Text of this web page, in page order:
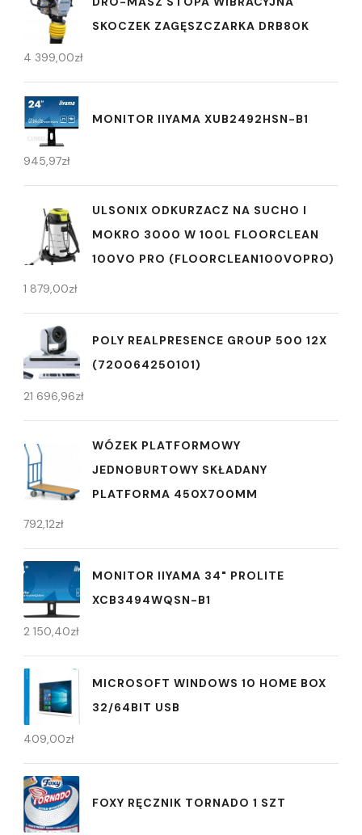
SKOCZEK ZAGĘSZCZARKA DRB80K
4 399,00zł
MONITOR IIYAMA XUB2492HSN-B1
945,97zł
ULSONIX ODKURZACZ NA SUCHO I
MOKRO 3000 W 100L FLOORCLEAN
100VO PRO (FLOORCLEAN100VOPRO)
1 879,00zł
POLY REALPRESENCE GROUP 500 12X
(720064250101)
21 696,96zł
WÓZEK PLATFORMOWY
JEDNOBURTOWY SKŁADANY
PLATFORMA 450X700MM
792,12zł
MONITOR IIYAMA 34" PROLITE
XCB3494WQSN-B1
2 150,40zł
MICROSOFT WINDOWS 10 HOME BOX
32/64BIT USB
409,00zł
FOXY RĘCZNIK TORNADO 1 SZT